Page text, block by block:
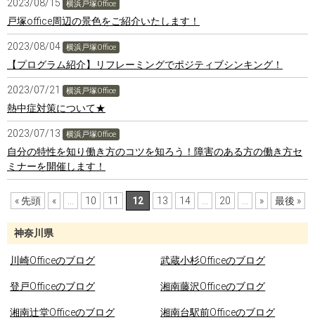
神奈川県
川崎Officeのブログ 武蔵小杉Officeのブログ
登戸Officeのブログ 湘南藤沢Officeのブログ
湘南辻堂Officeのブログ 湘南台駅前Officeのブログ
2023/08/15 横浜戸塚Office
戸塚office周辺の景色をご紹介いたします！
2023/08/04 横浜戸塚Office
【プログラム紹介】リフレーミングでポジティブシンキング！
2023/07/21 横浜戸塚Office
熱中症対策について★
2023/07/13 横浜戸塚Office
自分の特性を知り働き方のコツを知ろう！障害のある方の働き方セ
ミナーを開催します！
« 先頭 « 10 11 12 13 14 20 » 最後 »